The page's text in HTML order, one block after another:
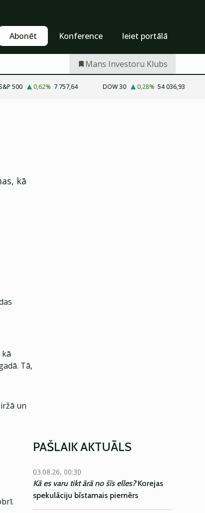
Abonēt Konference Ieiet portālā
Mans Investoru Klubs
500 0,62% 7 757,64 DOW 30 0,28% 54 036,93
kā
Tā,
un
PAŠLAIK AKTUĀLS
03.08.26, 00:30
Kā es varu tikt ārā no šīs elles?Korejas
spekulāciju bīstamais piemērs